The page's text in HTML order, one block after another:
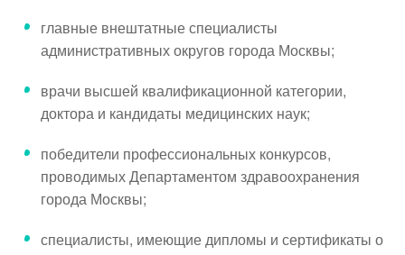
главные внештатные специалисты
административных округов города Москвы;
врачи высшей квалификационной категории,
доктора и кандидаты медицинских наук;
победители профессиональных конкурсов,
проводимых Департаментом здравоохранения
города Москвы;
специалисты, имеющие дипломы и сертификаты о